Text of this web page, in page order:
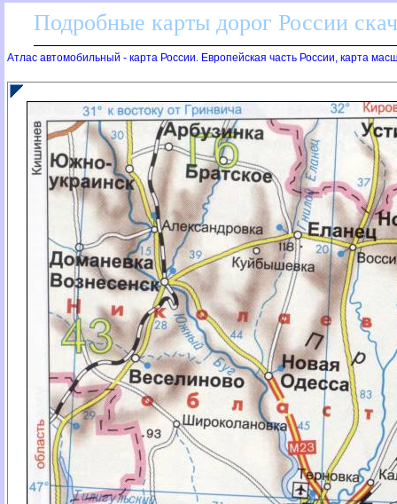
Подробные карты дорог России
Атлас автомобильный - карта России. Европейская часть России, карта